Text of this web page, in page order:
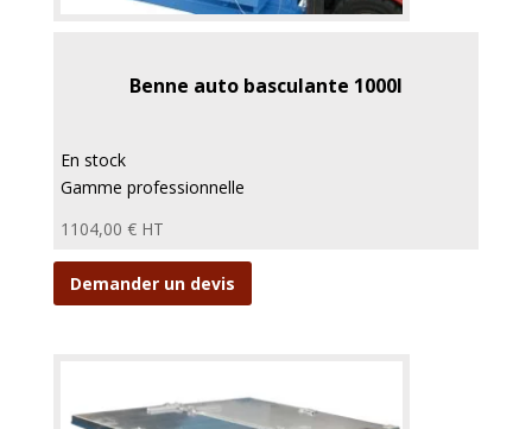
Benne auto basculante 1000l
En stock
Gamme professionnelle
1104,00 € HT
Demander un devis